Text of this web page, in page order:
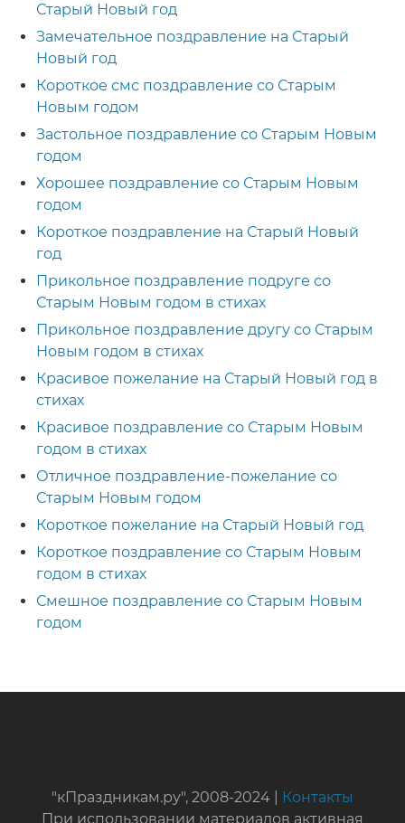
Старый Новый год
Замечательное поздравление на Старый
Новый год
Короткое смс поздравление со Старым
Новым годом
Застольное поздравление со Старым Новым
годом
Хорошее поздравление со Старым Новым
годом
Короткое поздравление на Старый Новый
год
Прикольное поздравление подруге со
Старым Новым годом в стихах
Прикольное поздравление другу со Старым
Новым годом в стихах
Красивое пожелание на Старый Новый год в
стихах
Красивое поздравление со Старым Новым
годом в стихах
Отличное поздравление-пожелание со
Старым Новым годом
Короткое пожелание на Старый Новый год
Короткое поздравление со Старым Новым
годом в стихах
Смешное поздравление со Старым Новым
годом
"кПраздникам.ру", 2008-2024 |
Контакты
При использовании материалов активная